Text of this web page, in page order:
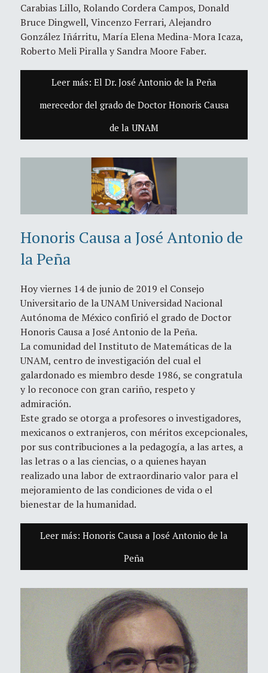
Carabias Lillo, Rolando Cordera Campos, Donald
Bruce Dingwell, Vincenzo Ferrari, Alejandro
González Iñárritu, María Elena Medina-Mora Icaza,
Roberto Meli Piralla y Sandra Moore Faber.
Leer más: El Dr. José Antonio de la Peña
merecedor del grado de Doctor Honoris Causa
de la UNAM
Honoris Causa a José Antonio de
la Peña
Hoy viernes 14 de junio de 2019 el Consejo
Universitario de la UNAM Universidad Nacional
Autónoma de México confirió el grado de Doctor
Honoris Causa a José Antonio de la Peña.
La comunidad del Instituto de Matemáticas de la
UNAM, centro de investigación del cual el
galardonado es miembro desde 1986, se congratula
y lo reconoce con gran cariño, respeto y
admiración.
Este grado se otorga a profesores o investigadores,
mexicanos o extranjeros, con méritos excepcionales,
por sus contribuciones a la pedagogía, a las artes, a
las letras o a las ciencias, o a quienes hayan
realizado una labor de extraordinario valor para el
mejoramiento de las condiciones de vida o el
bienestar de la humanidad.
Leer más: Honoris Causa a José Antonio de la
Peña